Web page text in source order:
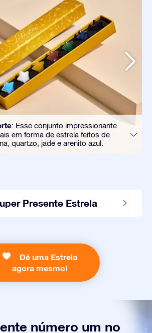
: Esse conjunto impressionante
em forma de estrela feitos de
quartzo, jade e arenito azul.
Presente Estrela
Dê uma Estrela
agora mesmo!
número um no